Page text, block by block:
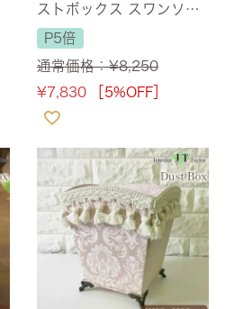
ストボックス スワンソン
(Swanson) 【送料無料】
P5倍
通常価格：¥8,250
¥7,830 ［5%OFF］